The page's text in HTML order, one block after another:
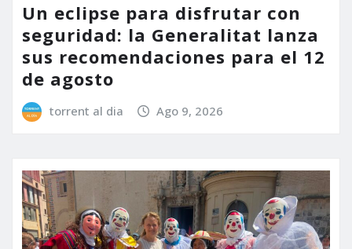
Un eclipse para disfrutar con
seguridad: la Generalitat lanza
sus recomendaciones para el 12
de agosto
torrent al dia Ago 9, 2026